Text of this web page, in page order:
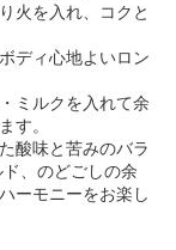
火を入れ、コクと
ディ心地よいロン
ミルクを入れて余
す。
酸味と苦みのバラ
、のどごしの余
ーモニーをお楽し